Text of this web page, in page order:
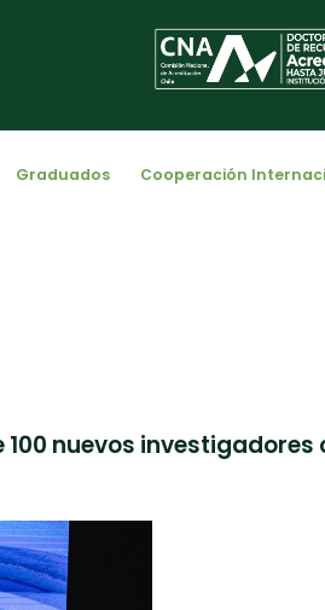
Graduados Cooperación
100 nuevos